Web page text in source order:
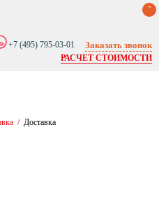
0
+7 (495) 795-03-01 Заказать звонок
РАСЧЕТ СТОИМОСТИ
/ Доставка